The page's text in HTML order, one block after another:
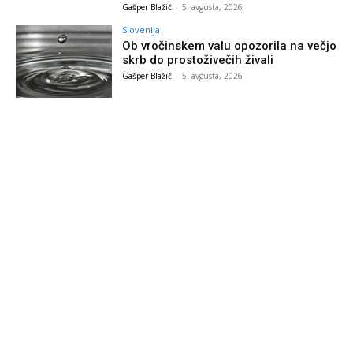
Gašper Blažič - 5. avgusta, 2026
Slovenija
Ob vročinskem valu opozorila na večjo
skrb do prostoživečih živali
Gašper Blažič - 5. avgusta, 2026